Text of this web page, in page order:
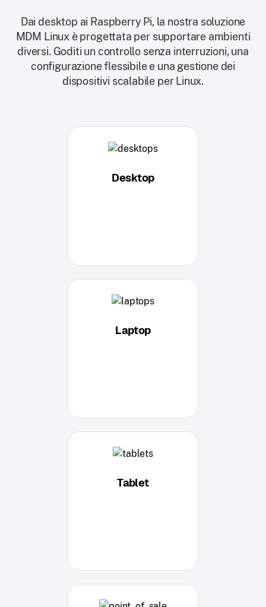
Dai desktop ai Raspberry Pi, la nostra soluzione
MDM Linux è progettata per supportare ambienti
diversi. Goditi un controllo senza interruzioni, una
configurazione flessibile e una gestione dei
dispositivi scalabile per Linux.
Desktop
Laptop
Tablet